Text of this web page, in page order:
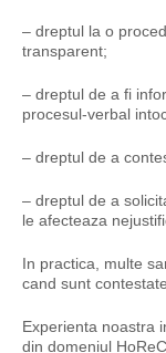
– dreptul la o
transparent;
– dreptul de a fi
procesul-verbal
– dreptul de a
– dreptul de a
le afecteaza
In practica, multe
cand sunt
Experienta noastra
din domeniul